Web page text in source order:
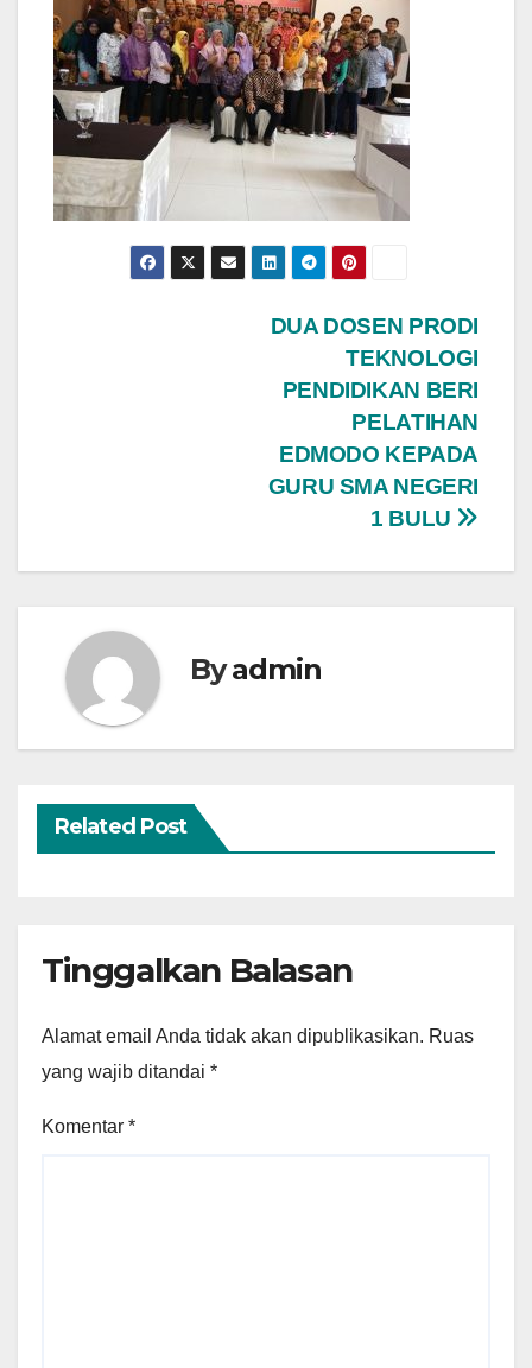
DUA DOSEN PRODI
TEKNOLOGI
PENDIDIKAN BERI
PELATIHAN
EDMODO KEPADA
GURU SMA NEGERI
1 BULU
Byadmin
Related Post
Tinggalkan Balasan
Alamat email Anda tidak akan dipublikasikan. Ruas
yang wajib ditandai *
Komentar *